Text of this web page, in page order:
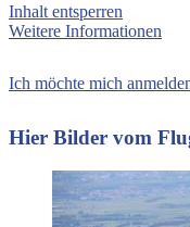
Inhalt entsperren
Weitere Informationen
Ich möchte mich
Hier Bilder vom